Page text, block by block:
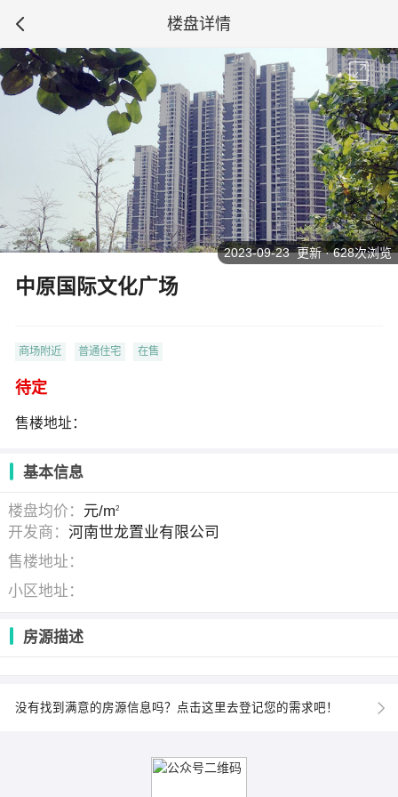
楼盘详情
中原国际文化广场
商场附近 普通住宅 在售
待定
售楼地址：
2023-09-23 更新 · 628次浏览
基本信息
楼盘均价： 元/m2
开发商：河南世龙置业有限公司
售楼地址：
小区地址：
房源描述
没有找到满意的房源信息吗？点击这里去登记您的需求吧！